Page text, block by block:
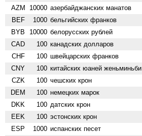
AZM 10000 азербайджанских манатов
BEF 1000 бельгийских франков
BYB 10000 белорусских рублей
CAD 100 канадских долларов
CHF 100 швейцарских франков
CNY 100 китайских юаней женьминьби
CZK 100 чешских крон
DEM 100 немецких марок
DKK 100 датских крон
EEK 100 эстонских крон
ESP 1000 испанских песет